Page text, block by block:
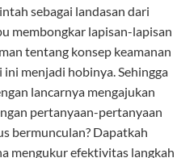
sebagai landasan dari
membongkar lapisan-lapisan
tentang konsep keamanan
menjadi hobinya. Sehingga
lancarnya mengajukan
pertanyaan-pertanyaan
bermunculan? Dapatkah
mengukur efektivitas langkah